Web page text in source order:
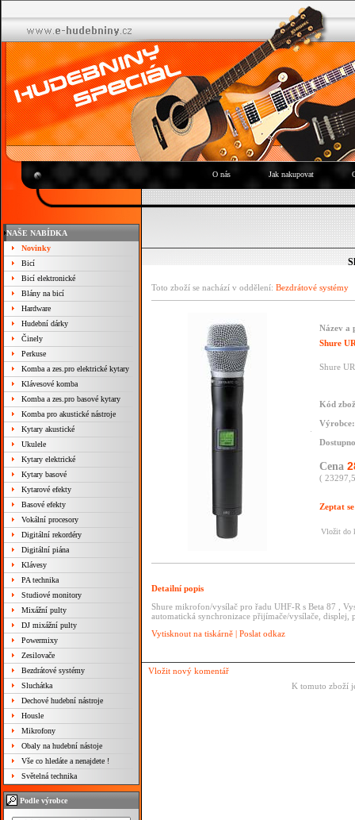
O nás Jak nakupovat
NAŠE NABÍDKA
Novinky
Bicí
Bicí elektronické
Blány na bicí
Hardware
Hudební dárky
Činely
Perkuse
Komba a zes.pro elektrické kytary
Klávesové komba
Komba a zes.pro basové kytary
Komba pro akustické nástroje
Kytary akustické
Ukulele
Kytary elektrické
Kytary basové
Kytarové efekty
Basové efekty
Vokální procesory
Digitální rekordéry
Digitální piána
Klávesy
PA technika
Studiové monitory
Mixážní pulty
DJ mixážní pulty
Powermixy
Zesilovače
Bezdrátové systémy
Sluchátka
Dechové hudební nástroje
Housle
Mikrofony
Obaly na hudební nástoje
Vše co hledáte a nenajdete !
Světelná technika
Podle výrobce
Toto zboží se nachází v oddělení: Bezdrátové systémy
Název a
Shure
Shure
Kód
Výrobce:
Cena
(
Zeptat
Vložit do
Detailní popis
Shure mikrofon/vysílač pro řadu UHF-R s Beta 87 ,
automatická synchronizace přijímače/vysílače, displej,
Vytisknout na tiskárně | Poslat odkaz
Vložit nový komentář
K tomuto zboží